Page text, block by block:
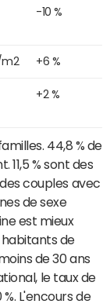
-10 %
m2 +6 %
+2 %
44,8 % de
11,5 % sont des
couples avec
de sexe
est mieux
habitants de
de 30 ans
le taux de
L'encours de